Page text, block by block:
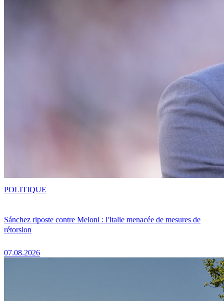
Sánchez riposte contre Meloni : l'Italie menacée de mesures de
rétorsion
07.08.2026
POLITIQUE